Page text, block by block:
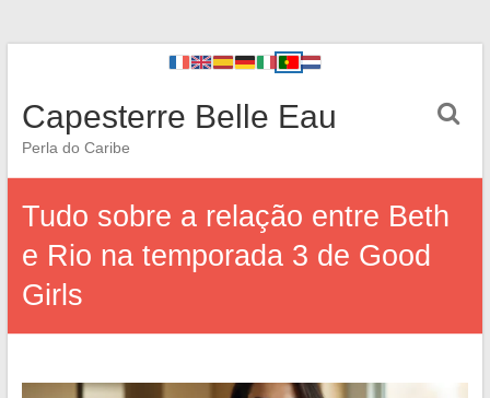
Capesterre Belle Eau
Perla do Caribe
Tudo sobre a relação entre Beth
e Rio na temporada 3 de Good
Girls